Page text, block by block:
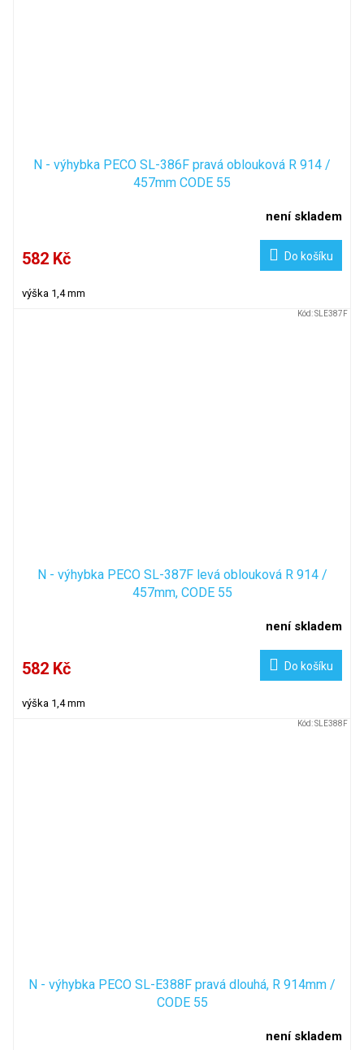
N - výhybka PECO SL-386F pravá oblouková R 914 /
457mm CODE 55
není skladem
582 Kč Do košíku
výška 1,4 mm
N - výhybka PECO SL-387F levá oblouková R 914 /
457mm, CODE 55
není skladem
582 Kč Do košíku
výška 1,4 mm
Kód:SLE387F
N - výhybka PECO SL-E388F pravá dlouhá, R 914mm /
CODE 55
není skladem
Kód:SLE388F